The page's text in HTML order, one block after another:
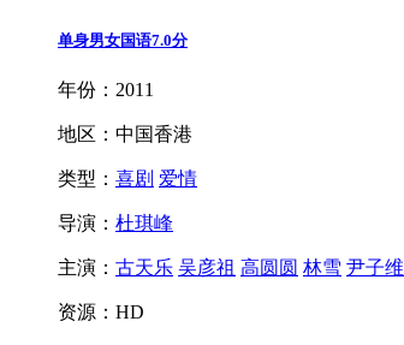
单身男女国语7.0分
年份：2011
地区：中国香港
类型： 喜剧 爱情
导演： 杜琪峰
主演： 古天乐 吴彦祖 高圆圆 林雪 尹子维
资源：HD